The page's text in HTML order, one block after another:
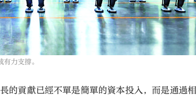
力支撐。
的貢獻已經不單是簡單的資本投入，而是通過